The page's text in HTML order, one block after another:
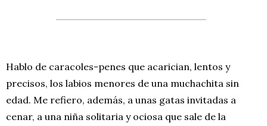
Hablo de caracoles-penes que acarician, lentos y
precisos, los labios menores de una muchachita sin
edad. Me refiero, además, a unas gatas invitadas a
cenar, a una niña solitaria y ociosa que sale de la